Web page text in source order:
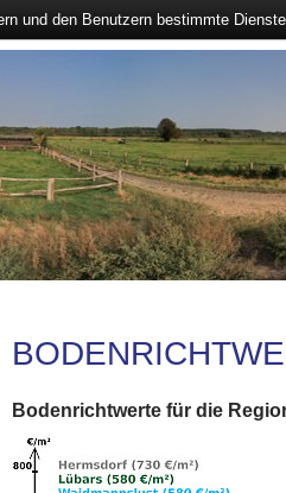
Bodenrichtwerte für die
und den Benutzern bestimmte